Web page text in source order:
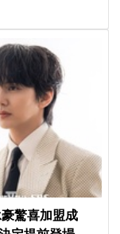
驚喜加盟成